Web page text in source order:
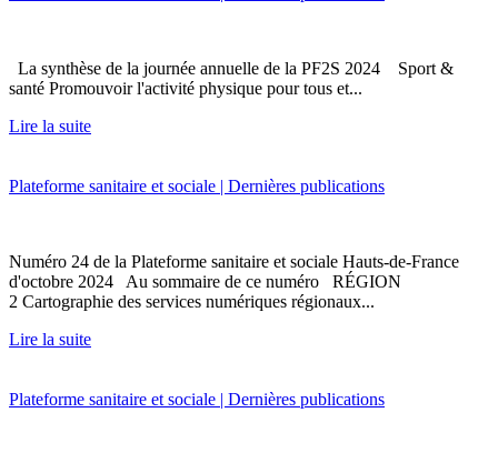
La synthèse de la journée annuelle de la PF2S 2024 Sport &
santé Promouvoir l'activité physique pour tous et...
Lire la suite
Plateforme sanitaire et sociale | Dernières publications
Numéro 24 de la Plateforme sanitaire et sociale Hauts-de-France
d'octobre 2024 Au sommaire de ce numéro RÉGION
2 Cartographie des services numériques régionaux...
Lire la suite
Plateforme sanitaire et sociale | Dernières publications